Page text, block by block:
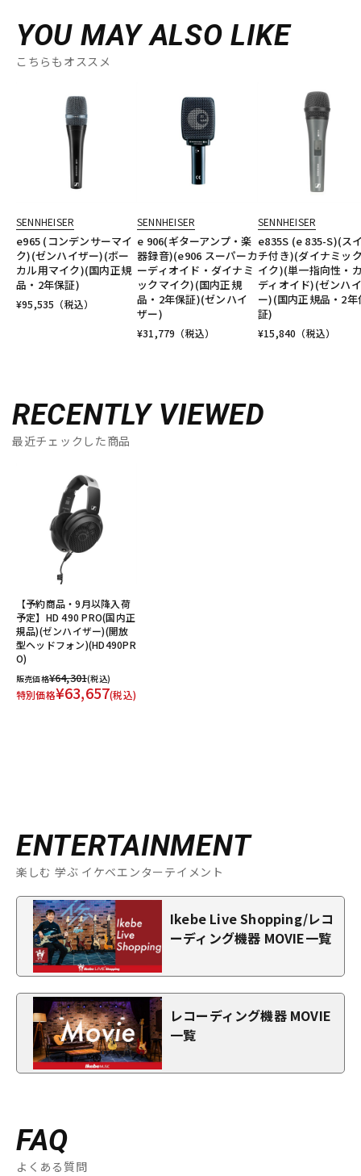
YOU MAY ALSO LIKE
こちらもオススメ
SENNHEISER
e965 (コンデンサーマイ
ク)(ゼンハイザー)(ボー
カル用マイク)(国内正規
品・2年保証)
¥95,535 （税込）
SENNHEISER
e 906(ギターアンプ・楽
器録音)(e906 スーパーカ
ーディオイド・ダイナミ
ックマイク)(国内正規
品・2年保証)(ゼンハイ
ザー)
¥31,779 （税込）
SENNHEISER
e835S (e 835-S)(ス
チ付き)(ダイナミッ
イク)(単一指向性・
ディオイド)(ゼンハ
ー)(国内正規品・2年
証)
¥15,840 （税込）
RECENTLY VIEWED
最近チェックした商品
【予約商品・9月以降入荷
予定】HD 490 PRO(国内正
規品)(ゼンハイザー)(開放
型ヘッドフォン)(HD490PR
O)
販売価格¥64,301(税込)
特別価格¥63,657(税込)
ENTERTAINMENT
楽しむ 学ぶ イケベエンターテイメント
Ikebe Live Shopping/レコ
ーディング機器 MOVIE一覧
レコーディング機器 MOVIE
一覧
FAQ
よくある質問